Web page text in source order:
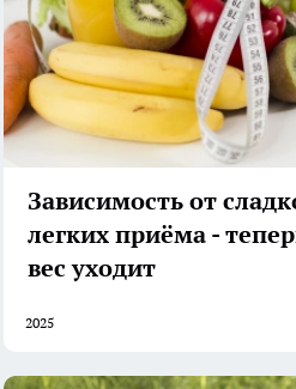
Зависимость от
легких приёма -
вес уходит
2025